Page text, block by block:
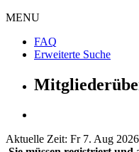
MENU
FAQ
Erweiterte Suche
Aktuelle Zeit: Fr 7. Aug